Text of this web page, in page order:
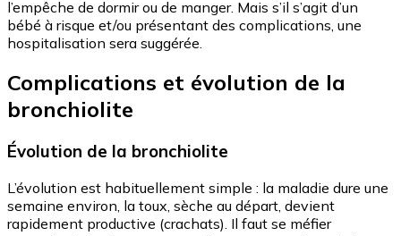
l’empêche de dormir ou de manger. Mais s’il s’agit d’un
bébé à risque et/ou présentant des complications, une
hospitalisation sera suggérée.
Complications et évolution de la
bronchiolite
Évolution de la bronchiolite
L’évolution est habituellement simple : la maladie dure une
semaine environ, la toux, sèche au départ, devient
rapidement productive (crachats). Il faut se méfier